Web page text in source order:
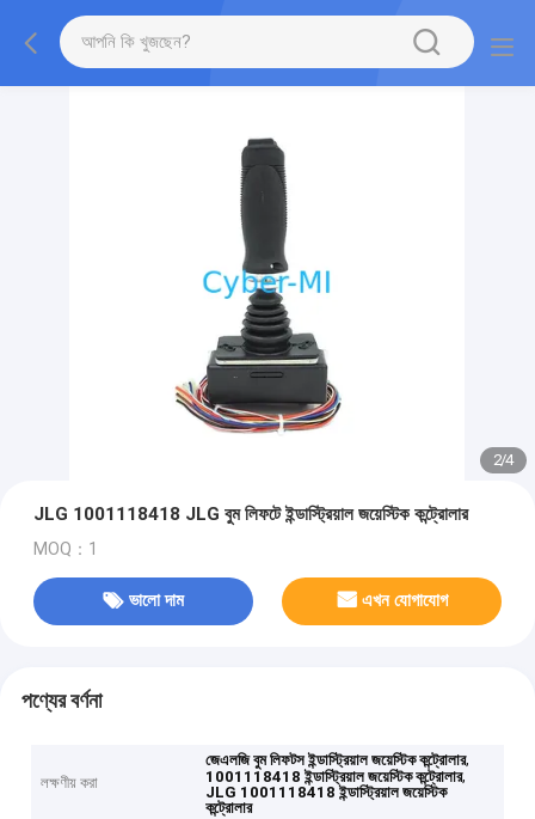
2/4
JLG 1001118418 JLG বুম লিফটে ইন্ডাস্ট্রিয়াল জয়েস্টিক কন্ট্রোলার
MOQ：1
ভালো দাম এখন যোগাযোগ
পণ্যের বর্ণনা
লক্ষণীয় করা
জেএলজি বুম লিফটস ইন্ডাস্ট্রিয়াল জয়েস্টিক কন্ট্রোলার,
1001118418 ইন্ডাস্ট্রিয়াল জয়েস্টিক কন্ট্রোলার,
JLG 1001118418 ইন্ডাস্ট্রিয়াল জয়েস্টিক
কন্ট্রোলার